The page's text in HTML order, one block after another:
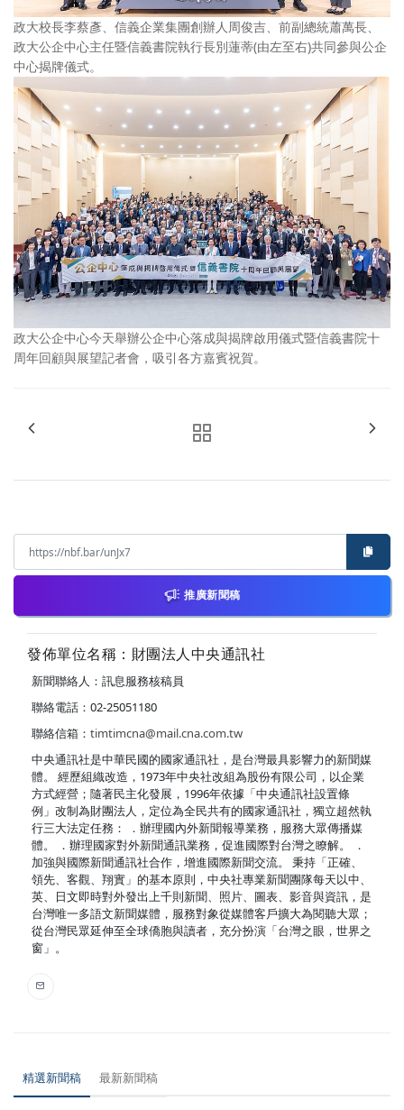
政大校長李蔡彥、信義企業集團創辦人周俊吉、前副總統蕭萬長、
政大公企中心主任暨信義書院執行長別蓮蒂(由左至右)共同參與公企
中心揭牌儀式。
政大公企中心今天舉辦公企中心落成與揭牌啟用儀式暨信義書院十
周年回顧與展望記者會，吸引各方嘉賓祝賀。
推廣新聞稿
發佈單位名稱：財團法人中央通訊社
新聞聯絡人：訊息服務核稿員
聯絡電話：02-25051180
聯絡信箱： timtimcna@mail.cna.com.tw
中央通訊社是中華民國的國家通訊社，是台灣最具影響力的新聞媒
體。 經歷組織改造，1973年中央社改組為股份有限公司，以企業
方式經營；隨著民主化發展，1996年依據「中央通訊社設置條
例」改制為財團法人，定位為全民共有的國家通訊社，獨立超然執
行三大法定任務： ．辦理國內外新聞報導業務，服務大眾傳播媒
體。 ．辦理國家對外新聞通訊業務，促進國際對台灣之瞭解。 ．
加強與國際新聞通訊社合作，增進國際新聞交流。 秉持「正確、
領先、客觀、翔實」的基本原則，中央社專業新聞團隊每天以中、
英、日文即時對外發出上千則新聞、照片、圖表、影音與資訊，是
台灣唯一多語文新聞媒體，服務對象從媒體客戶擴大為閱聽大眾；
從台灣民眾延伸至全球僑胞與讀者，充分扮演「台灣之眼，世界之
窗」。
精選新聞稿 最新新聞稿